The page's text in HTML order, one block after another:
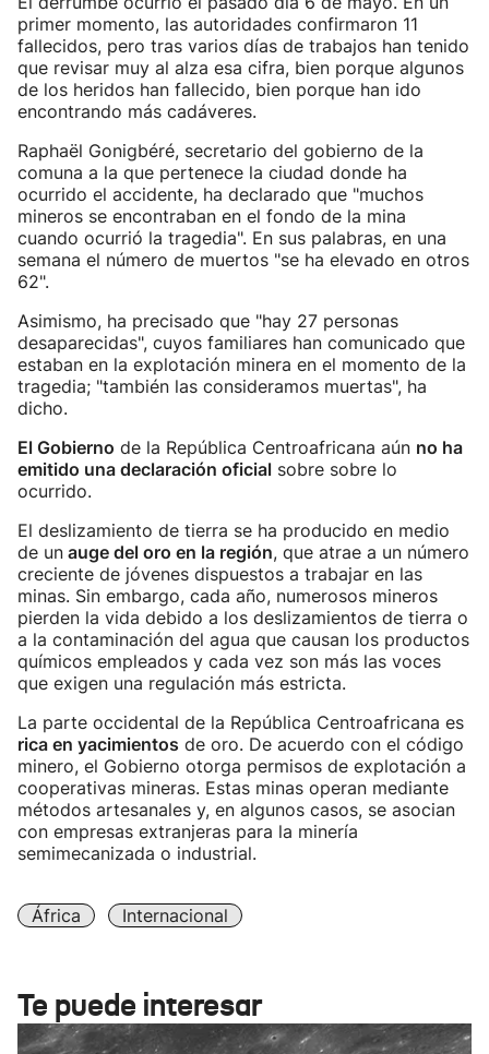
primer momento, las autoridades confirmaron 11
fallecidos, pero tras varios días de trabajos han tenido
que revisar muy al alza esa cifra, bien porque algunos
de los heridos han fallecido, bien porque han ido
encontrando más cadáveres.
Raphaël Gonigbéré, secretario del gobierno de la
comuna a la que pertenece la ciudad donde ha
ocurrido el accidente, ha declarado que "muchos
mineros se encontraban en el fondo de la mina
cuando ocurrió la tragedia". En sus palabras, en una
semana el número de muertos "se ha elevado en otros
62".
Asimismo, ha precisado que "hay 27 personas
desaparecidas", cuyos familiares han comunicado que
estaban en la explotación minera en el momento de la
tragedia; "también las consideramos muertas", ha
dicho.
El Gobierno de la República Centroafricana aún no ha
emitido una declaración oficial sobre sobre lo
ocurrido.
El deslizamiento de tierra se ha producido en medio
de un auge del oro en la región, que atrae a un número
creciente de jóvenes dispuestos a trabajar en las
minas. Sin embargo, cada año, numerosos mineros
pierden la vida debido a los deslizamientos de tierra o
a la contaminación del agua que causan los productos
químicos empleados y cada vez son más las voces
que exigen una regulación más estricta.
La parte occidental de la República Centroafricana es
rica en yacimientos de oro. De acuerdo con el código
minero, el Gobierno otorga permisos de explotación a
cooperativas mineras. Estas minas operan mediante
métodos artesanales y, en algunos casos, se asocian
con empresas extranjeras para la minería
semimecanizada o industrial.
África Internacional
Te puede interesar